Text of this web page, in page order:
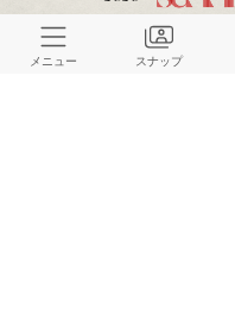
メニュー スナップ